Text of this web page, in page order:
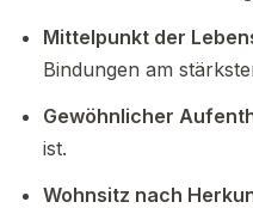
Mittelpunkt der
Bindungen am
Gewöhnlicher
ist.
Wohnsitz nach